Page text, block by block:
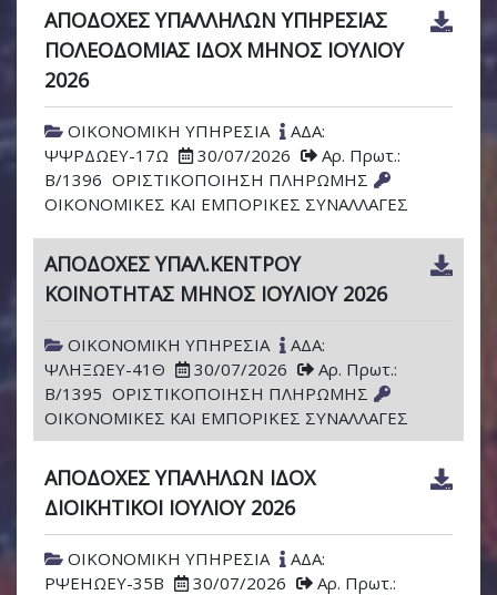
ΑΠΟΔΟΧΕΣ ΥΠΑΛΛΗΛΩΝ ΥΠΗΡΕΣΙΑΣ
ΠΟΛΕΟΔΟΜΙΑΣ ΙΔΟΧ ΜΗΝΟΣ ΙΟΥΛΙΟΥ
2026
ΟΙΚΟΝΟΜΙΚΗ ΥΠΗΡΕΣΙΑ
ΑΔΑ:
ΨΨΡΔΩΕΥ-17Ω
30/07/2026
Αρ. Πρωτ.:
Β/1396 ΟΡΙΣΤΙΚΟΠΟΙΗΣΗ ΠΛΗΡΩΜΗΣ
ΟΙΚΟΝΟΜΙΚΕΣ ΚΑΙ ΕΜΠΟΡΙΚΕΣ ΣΥΝΑΛΛΑΓΕΣ
ΑΠΟΔΟΧΕΣ ΥΠΑΛ.ΚΕΝΤΡΟΥ
ΚΟΙΝΟΤΗΤΑΣ ΜΗΝΟΣ ΙΟΥΛΙΟΥ 2026
ΟΙΚΟΝΟΜΙΚΗ ΥΠΗΡΕΣΙΑ
ΑΔΑ:
ΨΛΗΞΩΕΥ-41Θ
30/07/2026
Αρ. Πρωτ.:
Β/1395 ΟΡΙΣΤΙΚΟΠΟΙΗΣΗ ΠΛΗΡΩΜΗΣ
ΟΙΚΟΝΟΜΙΚΕΣ ΚΑΙ ΕΜΠΟΡΙΚΕΣ ΣΥΝΑΛΛΑΓΕΣ
ΑΠΟΔΟΧΕΣ ΥΠΑΛΗΛΩΝ ΙΔΟΧ
ΔΙΟΙΚΗΤΙΚΟΙ ΙΟΥΛΙΟΥ 2026
ΟΙΚΟΝΟΜΙΚΗ ΥΠΗΡΕΣΙΑ
ΑΔΑ:
ΡΨΕΗΩΕΥ-35Β
30/07/2026
Αρ. Πρωτ.: